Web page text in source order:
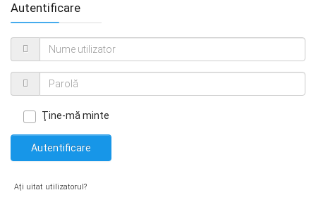
Autentificare
Ţine-mă minte
Autentificare
Aţi uitat utilizatorul?